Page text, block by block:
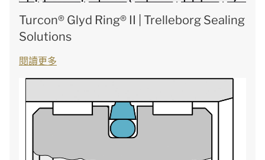
Turcon® Glyd Ring® II | Trelleborg Sealing
Solutions
閱讀更多